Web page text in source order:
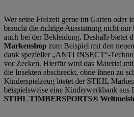
Wer seine Freizeit gerne im Garten oder
braucht die richtige Ausstattung nicht nur
auch bei der Bekleidung. Deshalb bietet
Marken­shop zum Beispiel mit den
dank spezieller „ANTI INSECT“-
vor Zecken. Hierfür wird das Material mit
die Insekten abschreckt, ohne ihnen zu
Kinderspielzeug bietet der STIHL
beispielsweise eine Kinderwerkbank aus
STIHL TIMBERSPORTS®